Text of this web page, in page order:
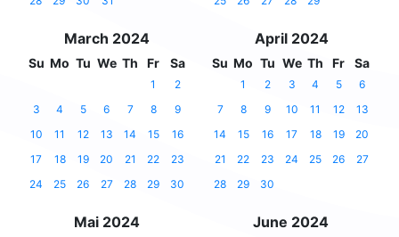
March 2024
Su Mo Tu We Th Fr Sa
1
2
3
4 5 6 7 8
9
10
11 12 13 14 15
16
17
18 19 20 21 22
23
24
25 26 27 28 29 30
April 2024
Su Mo Tu We Th Fr Sa
1 2 3 4 5
6
7
8 9 10 11 12
13
14
15 16 17 18 19
20
21
22 23 24 25 26
27
28
29 30
Mai 2024 June 2024